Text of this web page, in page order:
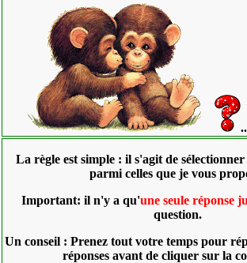
La règle est simple : il s'agit de
parmi celles que je vous
Important: il n'y a qu'une seule réponse
question.
Un conseil : Prenez tout votre temps pour
réponses avant de cliquer sur la